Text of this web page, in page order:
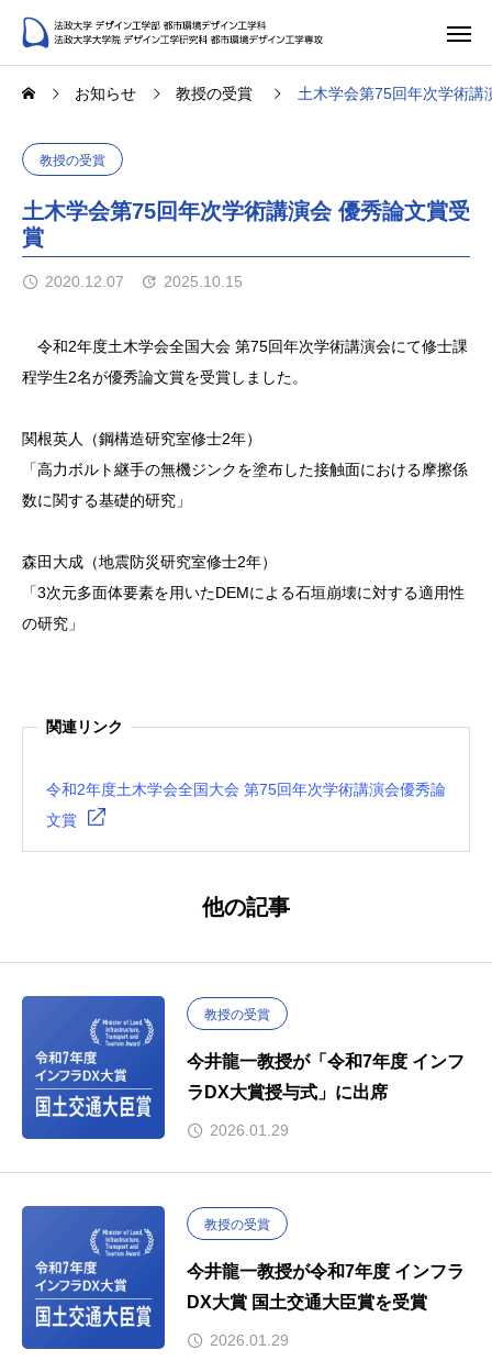
お知らせ 教授の受賞 土木学会第75回年次学術講
教授の受賞
土木学会第75回年次学術講演会 優秀論文賞受
賞
2020.12.07 2025.10.15
令和2年度土木学会全国大会 第75回年次学術講演会にて修士課
程学生2名が優秀論文賞を受賞しました。
関根英人（鋼構造研究室修士2年）
「高力ボルト継手の無機ジンクを塗布した接触面における摩擦係
数に関する基礎的研究」
森田大成（地震防災研究室修士2年）
「3次元多面体要素を用いたDEMによる石垣崩壊に対する適用性
の研究」
関連リンク
令和2年度土木学会全国大会 第75回年次学術講演会優秀論
文賞
他の記事
教授の受賞
今井龍一教授が「令和7年度 インフ
ラDX大賞授与式」に出席
2026.01.29
教授の受賞
今井龍一教授が令和7年度 インフラ
DX大賞 国土交通大臣賞を受賞
2026.01.29